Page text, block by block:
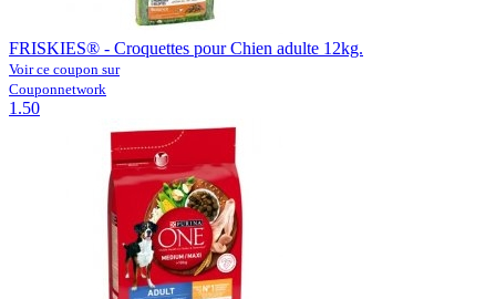
FRISKIES® - Croquettes pour Chien adulte 12kg.
Voir ce coupon sur
Couponnetwork
1.50